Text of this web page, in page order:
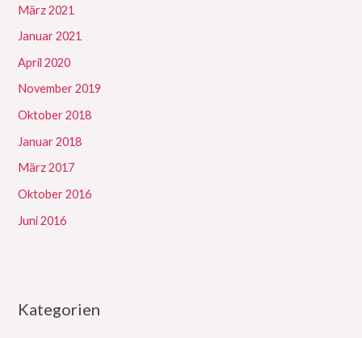
März 2021
Januar 2021
April 2020
November 2019
Oktober 2018
Januar 2018
März 2017
Oktober 2016
Juni 2016
Kategorien